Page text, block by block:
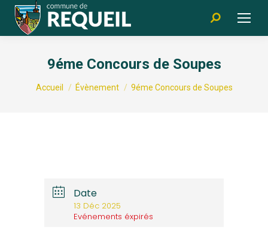
Recherche
:
9éme Concours de Soupes
Vous êtes ici :
Accueil Évènement 9éme Concours de Soupes
Date
13 Déc 2025
Evénements éxpirés